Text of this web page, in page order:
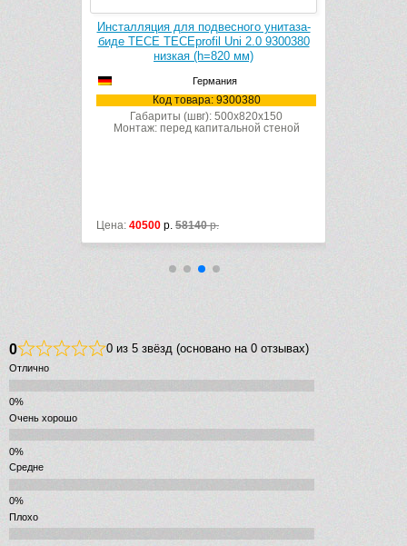
Инсталляция для подвесного унитаза-
биде TECE TECEprofil Uni 2.0 9300380
низкая (h=820 мм)
Германия
Код товара: 9300380
Габариты (швг): 500x820x150
Монтаж: перед капитальной стеной
Цена: 40500 р. 58140р.
Grohe
Цена:
0 0 из 5 звёзд (основано на 0 отзывах)
Отлично
Очень хорошо
Средне
Плохо